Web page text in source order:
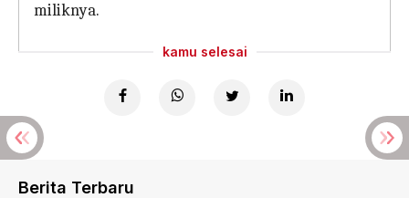
miliknya.
kamu selesai
Berita Terbaru